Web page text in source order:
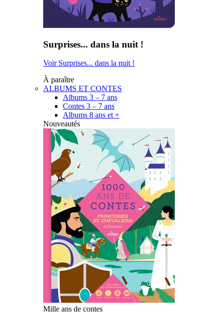
Surprises... dans la nuit !
Voir Surprises... dans la nuit !
À paraître
ALBUMS ET CONTES
Albums 3 – 7 ans
Contes 3 – 7 ans
Albums 8 ans et +
Nouveautés
Mille ans de contes